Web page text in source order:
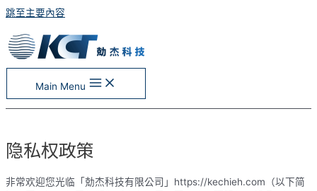
跳至主要內容
Main Menu
隐私权政策
非常欢迎您光临「勀杰科技有限公司」https://kechieh.com（以下简